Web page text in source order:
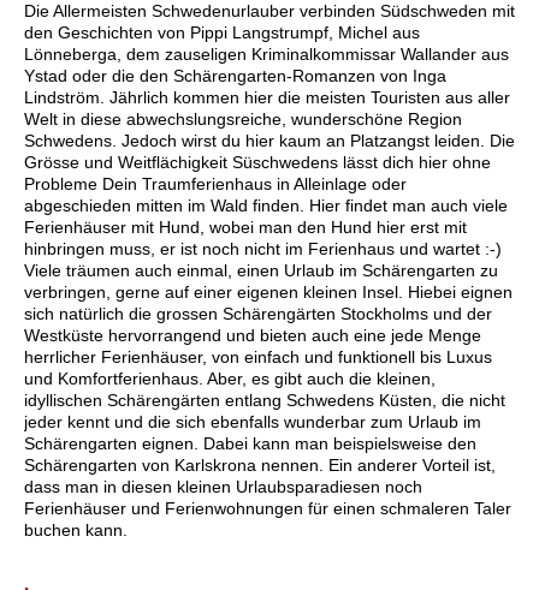
Die Allermeisten Schwedenurlauber verbinden Südschweden mit
den Geschichten von Pippi Langstrumpf, Michel aus
Lönneberga, dem zauseligen Kriminalkommissar Wallander aus
Ystad oder die den Schärengarten-Romanzen von Inga
Lindström. Jährlich kommen hier die meisten Touristen aus aller
Welt in diese abwechslungsreiche, wunderschöne Region
Schwedens. Jedoch wirst du hier kaum an Platzangst leiden. Die
Grösse und Weitflächigkeit Süschwedens lässt dich hier ohne
Probleme Dein Traumferienhaus in Alleinlage oder
abgeschieden mitten im Wald finden. Hier findet man auch viele
Ferienhäuser mit Hund, wobei man den Hund hier erst mit
hinbringen muss, er ist noch nicht im Ferienhaus und wartet :-)
Viele träumen auch einmal, einen Urlaub im Schärengarten zu
verbringen, gerne auf einer eigenen kleinen Insel. Hiebei eignen
sich natürlich die grossen Schärengärten Stockholms und der
Westküste hervorrangend und bieten auch eine jede Menge
herrlicher Ferienhäuser, von einfach und funktionell bis Luxus
und Komfortferienhaus. Aber, es gibt auch die kleinen,
idyllischen Schärengärten entlang Schwedens Küsten, die nicht
jeder kennt und die sich ebenfalls wunderbar zum Urlaub im
Schärengarten eignen. Dabei kann man beispielsweise den
Schärengarten von Karlskrona nennen. Ein anderer Vorteil ist,
dass man in diesen kleinen Urlaubsparadiesen noch
Ferienhäuser und Ferienwohnungen für einen schmaleren Taler
buchen kann.